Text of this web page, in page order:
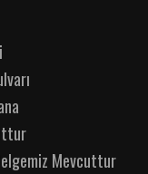
Mevcuttur